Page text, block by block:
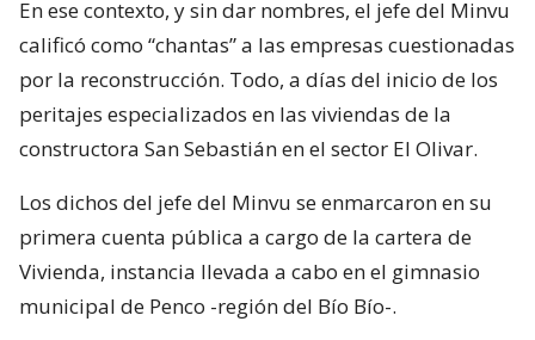
En ese contexto, y sin dar nombres, el jefe del Minvu
calificó como “chantas” a las empresas cuestionadas
por la reconstrucción. Todo, a días del inicio de los
peritajes especializados en las viviendas de la
constructora San Sebastián en el sector El Olivar.
Los dichos del jefe del Minvu se enmarcaron en su
primera cuenta pública a cargo de la cartera de
Vivienda, instancia llevada a cabo en el gimnasio
municipal de Penco -región del Bío Bío-.